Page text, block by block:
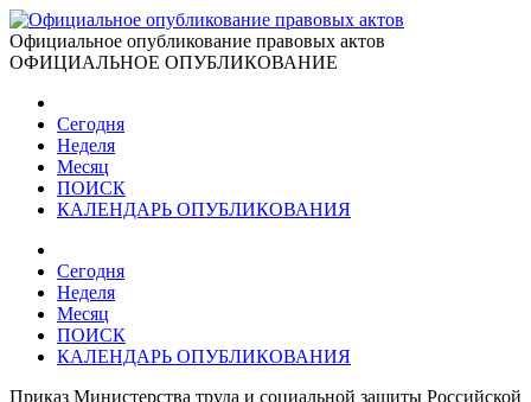
Официальное опубликование правовых актов
ОФИЦИАЛЬНОЕ ОПУБЛИКОВАНИЕ
Сегодня
Неделя
Месяц
ПОИСК
КАЛЕНДАРЬ ОПУБЛИКОВАНИЯ
Сегодня
Неделя
Месяц
ПОИСК
КАЛЕНДАРЬ ОПУБЛИКОВАНИЯ
Приказ Министерства труда и социальной защиты Российской